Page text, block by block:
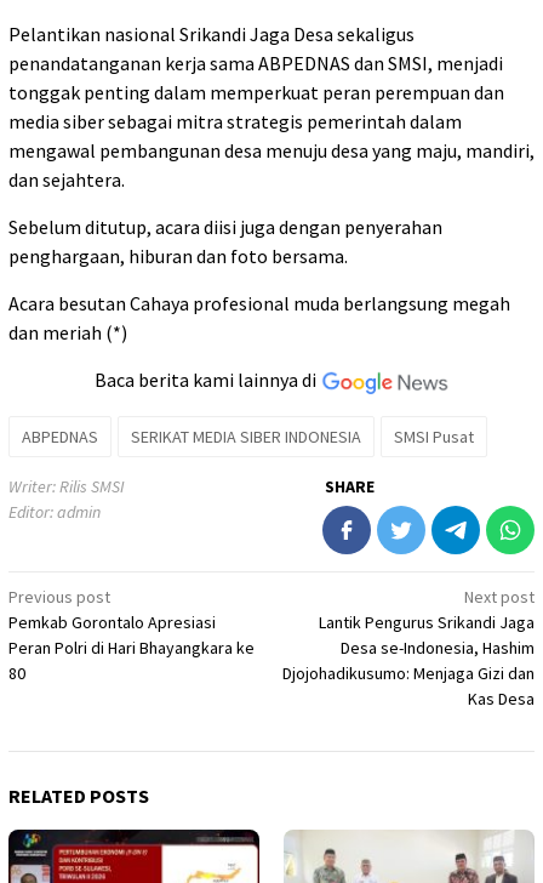
Pelantikan nasional Srikandi Jaga Desa sekaligus
penandatanganan kerja sama ABPEDNAS dan SMSI, menjadi
tonggak penting dalam memperkuat peran perempuan dan
media siber sebagai mitra strategis pemerintah dalam
mengawal pembangunan desa menuju desa yang maju, mandiri,
dan sejahtera.
Sebelum ditutup, acara diisi juga dengan penyerahan
penghargaan, hiburan dan foto bersama.
Acara besutan Cahaya profesional muda berlangsung megah
dan meriah (*)
Baca berita kami lainnya di
ABPEDNAS SERIKAT MEDIA SIBER INDONESIA SMSI Pusat
Writer: Rilis SMSI
Editor: admin
SHARE
Post
navigation
Previous post
Pemkab Gorontalo Apresiasi
Peran Polri di Hari Bhayangkara ke
80
Next post
Lantik Pengurus Srikandi Jaga
Desa se-Indonesia, Hashim
Djojohadikusumo: Menjaga Gizi dan
Kas Desa
RELATED POSTS